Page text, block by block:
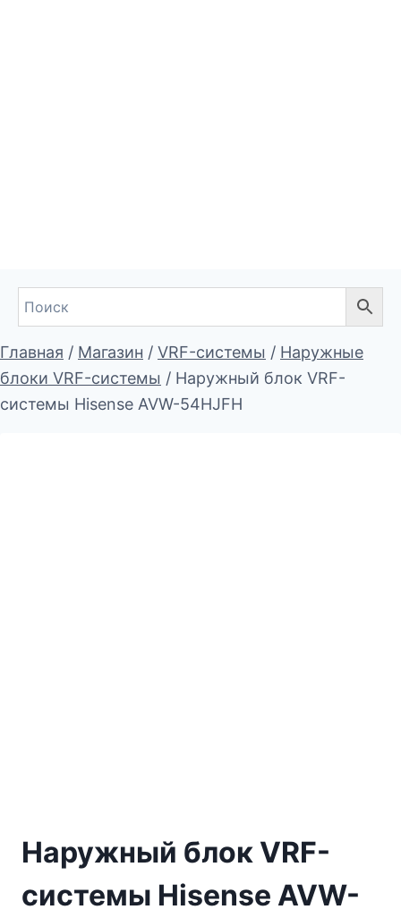
Главная / Магазин / VRF-системы / Наружные
блоки VRF-системы / Наружный блок VRF-
системы Hisense AVW-54HJFH
Наружный блок VRF-
системы Hisense AVW-